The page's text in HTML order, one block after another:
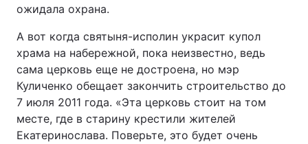
ожидала охрана.
А вот когда святыня-исполин украсит купол
храма на набережной, пока неизвестно, ведь
сама церковь еще не достроена, но мэр
Куличенко обещает закончить строительство до
7 июля 2011 года. «Эта церковь стоит на том
месте, где в старину крестили жителей
Екатеринослава. Поверьте, это будет очень